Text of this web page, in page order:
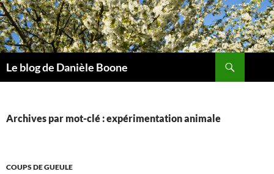
Aller
au
contenu
Le blog de Danièle Boone
Archives par mot-clé : expérimentation animale
COUPS DE GUEULE